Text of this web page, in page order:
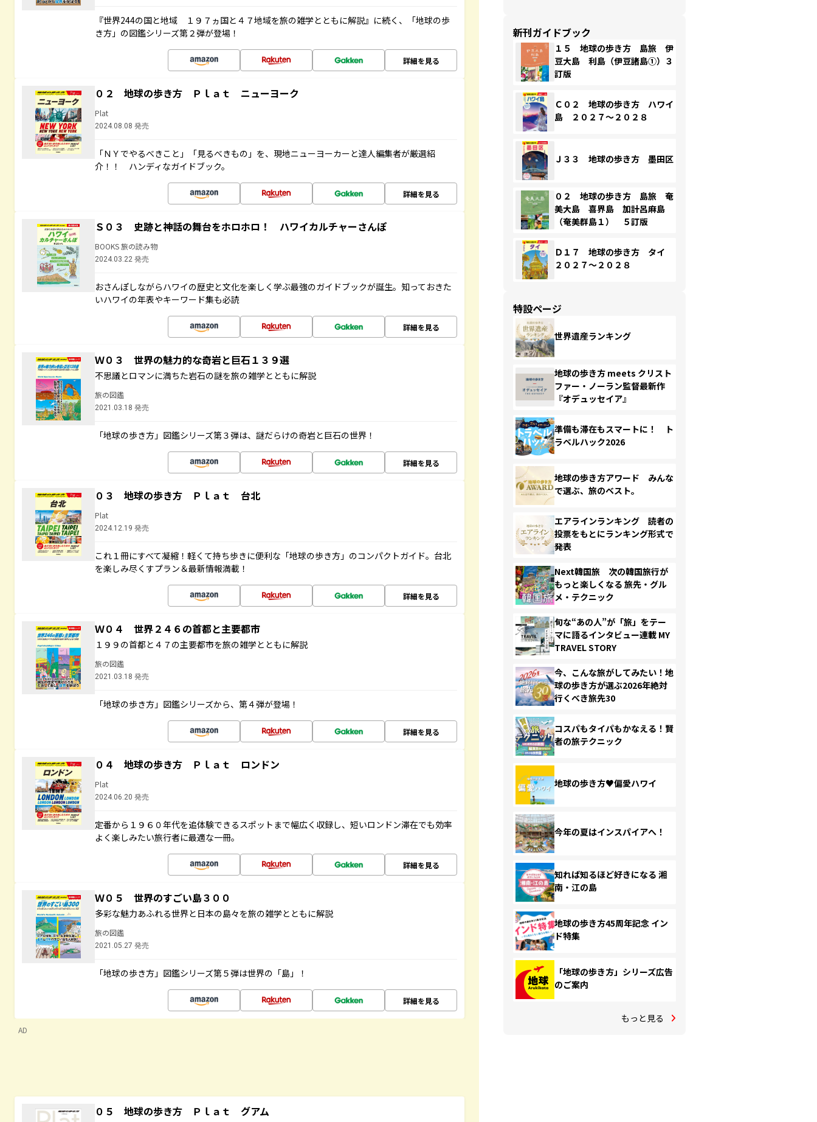
『世界244の国と地域 １９７ヵ国と４７地域を旅の雑学とともに解説』に続く、「地球の歩
き方」の図鑑シリーズ第２弾が登場！
詳細を見る
０２ 地球の歩き方 Ｐｌａｔ ニューヨーク
Plat
2024.08.08 発売
「ＮＹでやるべきこと」「見るべきもの」を、現地ニューヨーカーと達人編集者が厳選紹
介！！ ハンディなガイドブック。
詳細を見る
Ｓ０３ 史跡と神話の舞台をホロホロ！ ハワイカルチャーさんぽ
BOOKS 旅の読み物
2024.03.22 発売
おさんぽしながらハワイの歴史と文化を楽しく学ぶ最強のガイドブックが誕生。知っておきた
いハワイの年表やキーワード集も必読
詳細を見る
Ｗ０３ 世界の魅力的な奇岩と巨石１３９選
不思議とロマンに満ちた岩石の謎を旅の雑学とともに解説
旅の図鑑
2021.03.18 発売
「地球の歩き方」図鑑シリーズ第３弾は、謎だらけの奇岩と巨石の世界！
詳細を見る
０３ 地球の歩き方 Ｐｌａｔ 台北
Plat
2024.12.19 発売
これ１冊にすべて凝縮！軽くて持ち歩きに便利な「地球の歩き方」のコンパクトガイド。台北
を楽しみ尽くすプラン＆最新情報満載！
詳細を見る
Ｗ０４ 世界２４６の首都と主要都市
１９９の首都と４７の主要都市を旅の雑学とともに解説
旅の図鑑
2021.03.18 発売
「地球の歩き方」図鑑シリーズから、第４弾が登場！
詳細を見る
０４ 地球の歩き方 Ｐｌａｔ ロンドン
Plat
2024.06.20 発売
定番から１９６０年代を追体験できるスポットまで幅広く収録し、短いロンドン滞在でも効率
よく楽しみたい旅行者に最適な一冊。
詳細を見る
Ｗ０５ 世界のすごい島３００
多彩な魅力あふれる世界と日本の島々を旅の雑学とともに解説
旅の図鑑
2021.05.27 発売
「地球の歩き方」図鑑シリーズ第５弾は世界の「島」！
詳細を見る
AD
０５ 地球の歩き方 Ｐｌａｔ グアム
新刊ガイドブック
１５ 地球の歩き方 島旅 伊
豆大島 利島（伊豆諸島①）３
訂版
Ｃ０２ 地球の歩き方 ハワイ
島 ２０２７～２０２８
Ｊ３３ 地球の歩き方 墨田区
０２ 地球の歩き方 島旅 奄
美大島 喜界島 加計呂麻島
（奄美群島１） ５訂版
Ｄ１７ 地球の歩き方 タイ
２０２７～２０２８
特設ページ
世界遺産ランキング
地球の歩き方 meets クリスト
ファー・ノーラン監督最新作
『オデュッセイア』
準備も滞在もスマートに！ ト
ラベルハック2026
地球の歩き方アワード みんな
で選ぶ、旅のベスト。
エアラインランキング 読者の
投票をもとにランキング形式で
発表
Next韓国旅 次の韓国旅行が
もっと楽しくなる 旅先・グル
メ・テクニック
旬な“あの人”が「旅」をテー
マに語るインタビュー連載 MY
TRAVEL STORY
今、こんな旅がしてみたい！地
球の歩き方が選ぶ2026年絶対
行くべき旅先30
コスパもタイパもかなえる！賢
者の旅テクニック
地球の歩き方♥偏愛ハワイ
今年の夏はインスパイアへ！
知れば知るほど好きになる 湘
南・江の島
地球の歩き方45周年記念 イン
ド特集
「地球の歩き方」シリーズ広告
のご案内
もっと見る